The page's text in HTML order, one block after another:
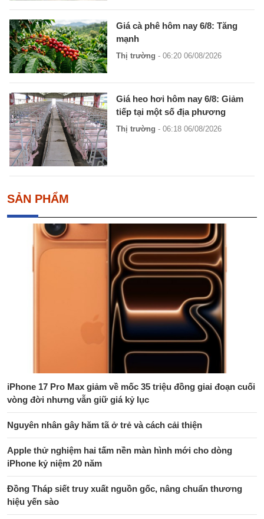
Giá cà phê hôm nay 6/8: Tăng
mạnh
Thị trường - 06:20 06/08/2026
Giá heo hơi hôm nay 6/8: Giảm
tiếp tại một số địa phương
Thị trường - 06:18 06/08/2026
SẢN PHẨM
iPhone 17 Pro Max giảm về mốc 35 triệu đồng giai đoạn cuối
vòng đời nhưng vẫn giữ giá kỷ lục
Nguyên nhân gây hăm tã ở trẻ và cách cải thiện
Apple thử nghiệm hai tấm nền màn hình mới cho dòng
iPhone kỷ niệm 20 năm
Đồng Tháp siết truy xuất nguồn gốc, nâng chuẩn thương
hiệu yến sào